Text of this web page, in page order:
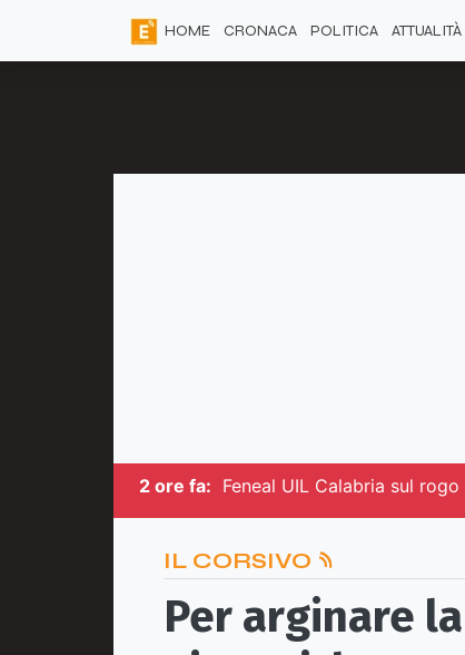
HOME CRONACA POLITICA ATTUALITÀ
2 ore fa: Feneal UIL Calabria sul
IL CORSIVO
Per arginare